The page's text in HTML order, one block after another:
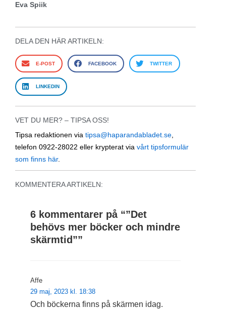
Eva Spiik
DELA DEN HÄR ARTIKELN:
E-POST FACEBOOK TWITTER
LINKEDIN
VET DU MER? – TIPSA OSS!
Tipsa redaktionen via tipsa@haparandabladet.se
telefon 0922-28022 eller krypterat via vårt tipsformulär
som finns här.
KOMMENTERA ARTIKELN:
6 kommentarer på “”Det
behövs mer böcker och mindre
skärmtid””
Affe
29 maj, 2023 kl. 18:38
Och böckerna finns på skärmen idag.